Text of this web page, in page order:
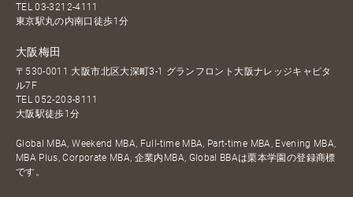
TEL03-3212-4111
東京駅丸の内南口徒歩1分
大阪梅田
〒530-0011 大阪市北区大深町3-1 グランフロント大阪ナレッジキャピタ
ル7F
TEL052-203-8111
大阪駅徒歩1分
Global MBA, Weekend MBA, Full-time MBA, Part-time MBA, Evening MBA,
MBA Plus, Corporate MBA, 企業内MBA, Global BBAは栗本学園の登録商標
です。